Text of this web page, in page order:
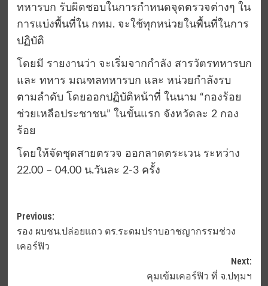
ทหารบก รับผิดชอบในการกำหนดจุดตรวจต่างๆ ใน
การแบ่งพื้นที่ใน กทม. จะใช้ทุกหน่วยในพื้นที่ในการ
ปฏิบัติ
โดยมี รายงานว่า จะเริ่มจากกำลัง สารวัตรทหารบก
และ ทหาร มณฑลทหารบก และ หน่วยกำลังรบ
ตามลำดับ โดยออกปฏิบัติหน้าที่ ในนาม “กองร้อย
ช่วยเหลือประชาชน” ในขั้นแรก จังหวัดละ 2 กอง
ร้อย
โดยให้จัดชุดสายตรวจ ออกลาดตระเวน ระหว่าง
22.00 – 04.00 น.วันละ 2-3 ครั้ง
Post
navigation
Previous:
รอง ผบชน.ปล่อยแถว ตร.ระดมปราบอาชญากรรมช่วง
เคอร์ฟิว
Next:
คุมเข้มเคอร์ฟิว ที่ จ.ปทุมฯ